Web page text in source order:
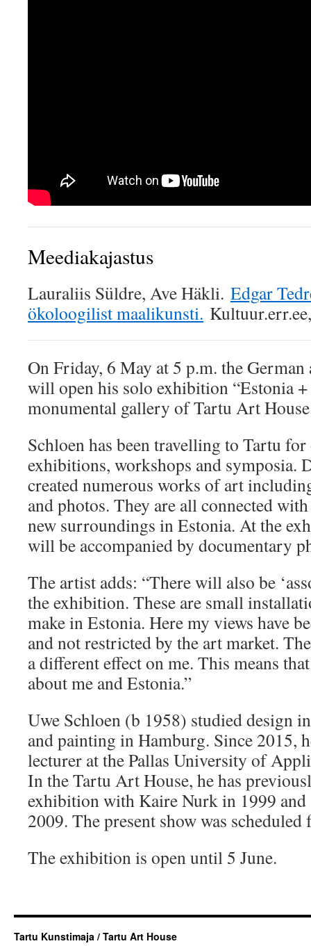
Meediakajastus
Lauraliis Süldre, Ave Häkli. Edgar
ökoloogilist maalikunsti.
On Friday, 6 May at 5 p.m. the
will open his solo exhibition “Estonia
monumental gallery of Tartu Art
Schloen has been travelling to Tartu
exhibitions, workshops and symposia.
created numerous works of art
and photos. They are all connected
new surroundings in Estonia. At the
will be accompanied by documentary
The artist adds: “There will also be
the exhibition. These are small
make in Estonia. Here my views have
and not restricted by the art market.
a different effect on me. This means
about me and Estonia.”
Uwe Schloen (b 1958) studied design
and painting in Hamburg. Since 2015,
lecturer at the Pallas University of
In the Tartu Art House, he has
exhibition with Kaire Nurk in 1999
2009. The present show was
The exhibition is open until 5 June.
Tartu Kunstimaja / Tartu Art House